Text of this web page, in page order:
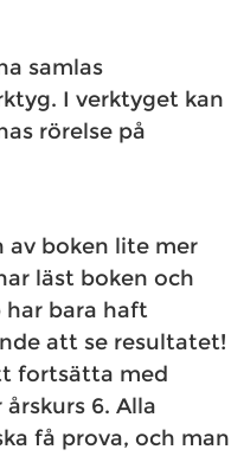
samlas
I verktyget kan
rörelse på
av boken lite mer
läst boken och
bara haft
att se resultatet!
fortsätta med
6. Alla
få prova, och man